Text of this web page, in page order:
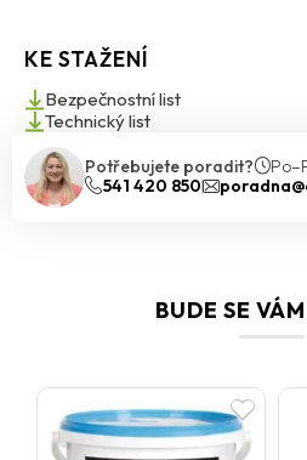
K dispozici je 48 standardních
HBW ≥ 25 % doporučujeme pro
odstíny se hodí zejména pro menší
speciální formuli BioProtect navíc
plísní, řas a hub, a to i ve vlhkém
Ceresit CT 77 je vhodná pro různé
odolnost, snadnou údržbu a
KE STAŽENÍ
Bezpečnostní list
Technický list
Potřebujete poradit?
541 420 850
BUDE SE